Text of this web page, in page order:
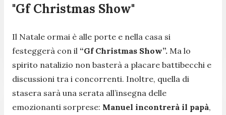
"Gf Christmas Show"
Il Natale ormai è alle porte e nella casa si
festeggerà con il “Gf Christmas Show”. Ma lo
spirito natalizio non basterà a placare battibecchi e
discussioni tra i concorrenti. Inoltre, quella di
stasera sarà una serata all’insegna delle
emozionanti sorprese: Manuel incontrerà il papà,